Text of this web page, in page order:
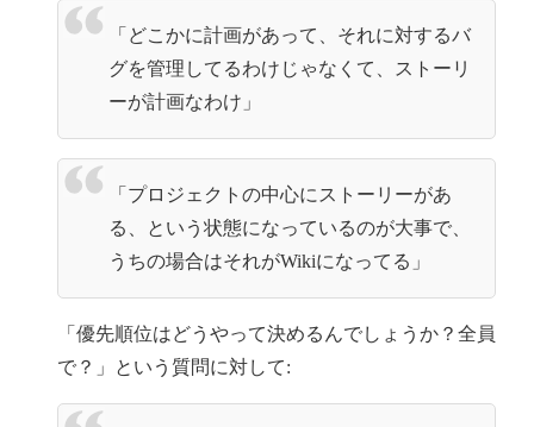
「どこかに計画があって、それに対するバ
グを管理してるわけじゃなくて、ストーリ
ーが計画なわけ」
「プロジェクトの中心にストーリーがあ
る、という状態になっているのが大事で、
うちの場合はそれがWikiになってる」
「優先順位はどうやって決めるんでしょうか？全員
で？」という質問に対して: